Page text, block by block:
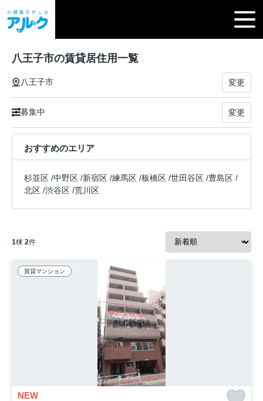
八王子市の賃貸居住用一覧
八王子市 変更
募集中 変更
おすすめのエリア
杉並区 /中野区 /新宿区 /練馬区 /板橋区 /世田谷区 /豊島区 /
北区 /渋谷区 /荒川区
1棟 2件
賃貸マンション
NEW